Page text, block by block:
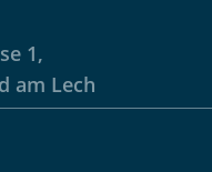
1,
am Lech